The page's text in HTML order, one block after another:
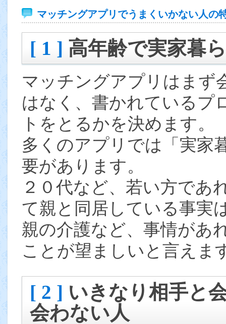
マッチングアプリでうまくいかない人の
[ 1 ] 高年齢で実家暮
マッチングアプリはまず
はなく、書かれているプ
トをとるかを決めます。
多くのアプリでは「実家
要があります。
２０代など、若い方であ
て親と同居している事実
親の介護など、事情があ
ことが望ましいと言えま
[ 2 ] いきなり相手と
会わない人